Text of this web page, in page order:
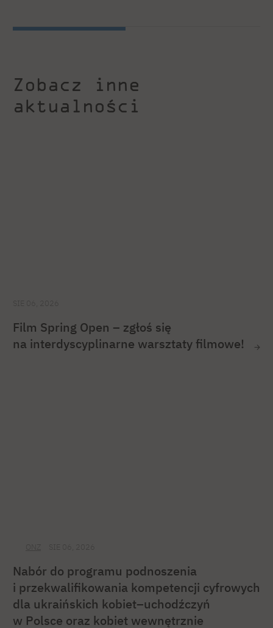
Zobacz inne
aktualności
Film Spring Open – zgłoś się
na interdyscyplinarne warsztaty filmowe!
Nabór do programu podnoszenia
i przekwalifikowania kompetencji cyfrowych
dla ukraińskich kobiet–uchodźczyń
w Polsce oraz kobiet wewnętrznie